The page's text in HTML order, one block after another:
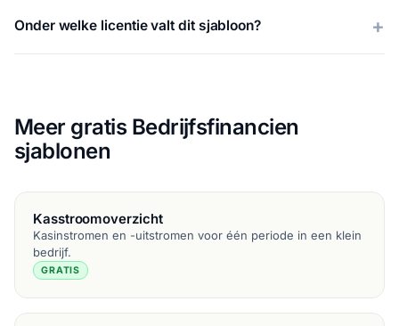
Onder welke licentie valt dit sjabloon?
Meer gratis Bedrijfsfinancien
sjablonen
Kasstroomoverzicht
Kasinstromen en -uitstromen voor één periode in een klein
bedrijf.
GRATIS